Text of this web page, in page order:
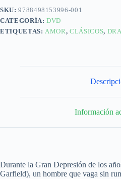
SKU:9788498153996-001
CATEGORÍA:DVD
ETIQUETAS:AMOR,CLÁSICOS,
Información
Durante la Gran Depresión de los
Garfield), un hombre que vaga sin